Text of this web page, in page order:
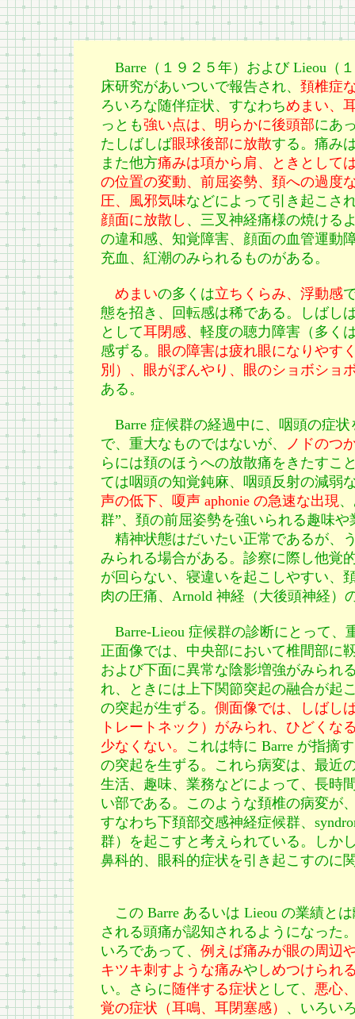
Barre（１９２５年）および Lieou（
床研究があいついで報告され、 頚椎症
ろいろな随伴症状、すなわちめまい、
っとも強い点は、明らかに後頭部にあ
たしばしば眼球後部に放散する。痛み
また他方痛みは項から肩、ときとして
の位置の変動、前屈姿勢、頚への過度
圧、風邪気味などによって引き起こさ
顔面に放散し 、三叉神経痛様の焼ける
の違和感、知覚障害、顔面の血管運動
充血、紅潮のみられるものがある。
めまいの多くは立ちくらみ、浮動感
態を招き、回転感は稀である。しばし
として耳閉感、軽度の聴力障害（多く
感ずる。
眼の障害は疲れ眼になりやす
別）、眼がぼんやり、眼のショボショ
ある。
Barre 症候群の経過中に、咽頭の症
で、重大なものではないが、
ノドのつ
らには頚のほうへの放散痛をきたすこ
ては咽頭の知覚鈍麻、咽頭反射の減弱
声の低下、嗄声 aphonie の急速な出現
群”、頚の前屈姿勢を強いられる趣味
精神状態はだいたい正常であるが、
みられる場合がある。診察に際し他覚
が回らない、寝違いを起こしやすい、
肉の圧痛、Arnold 神経（大後頭神経）
Barre-Lieou 症候群の診断にとって、
正面像では、中央部において椎間部に
および下面に異常な陰影増強がみられ
れ、ときには上下関節突起の融合が起
の突起が生ずる。 側面像では、しばし
トレートネック）がみられ、ひどくな
少なくない。
これは特に Barre が指摘
の突起を生ずる。これら病変は、最近
生活、趣味、業務などによって、長時
い部である。このような頚椎の病変が
すなわち下頚部交感神経症候群、
群）を起こすと考えられている。しか
鼻科的、眼科的症状を引き起こすのに
この Barre あるいは Lieou の業績と
される頭痛が認知されるようになった
いろであって、 例えば痛みが眼の周辺
キツキ刺すような痛みや しめつけられ
い。さらに随伴する症状 として、 悪心
覚の症状（耳鳴、耳閉塞感）
、いろい